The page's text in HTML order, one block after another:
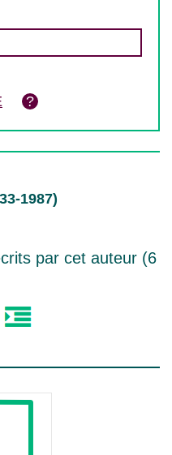
1987)
par cet auteur (6